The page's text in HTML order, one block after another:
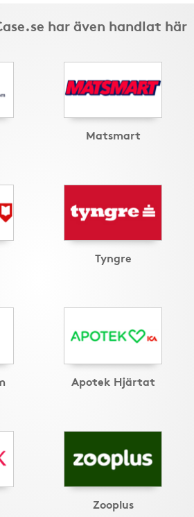
har även handlat här
Matsmart
Tyngre
Apotek Hjärtat
Zooplus